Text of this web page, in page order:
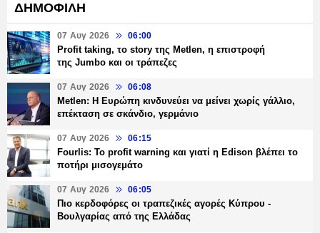
ΔΗΜΟΦΙΛΗ
07 Αυγ 2026 06:00
Profit taking, το story της Metlen, η επιστροφή
της Jumbo και οι τράπεζες
07 Αυγ 2026 06:08
Metlen: Η Ευρώπη κινδυνεύει να μείνει χωρίς γάλλιο,
επέκταση σε σκάνδιο, γερμάνιο
07 Αυγ 2026 06:15
Fourlis: Το profit warning και γιατί η Edison βλέπει το
ποτήρι μισογεμάτο
07 Αυγ 2026 06:05
Πιο κερδοφόρες οι τραπεζικές αγορές Κύπρου -
Βουλγαρίας από της Ελλάδας